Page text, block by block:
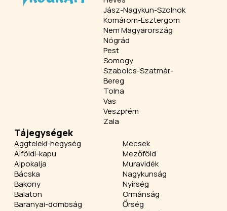
Jász-Nagykun-Szolnok
Komárom-Esztergom
Nem Magyarország
Nógrád
Pest
Somogy
Szabolcs-Szatmár-
Bereg
Tolna
Vas
Veszprém
Zala
Tájegységek
Aggteleki-hegység
Alföldi-kapu
Alpokalja
Bácska
Bakony
Balaton
Baranyai-dombság
Mecsek
Mezőföld
Muravidék
Nagykunság
Nyírség
Ormánság
Őrség